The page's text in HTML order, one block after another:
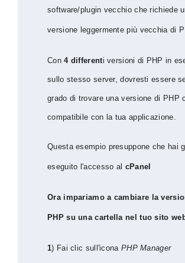
software/plugin vecchio che richiede
versione leggermente più vecchia di
Con4 differenti versioni di PHP in
sullo stesso server, dovresti essere
grado di trovare una versione di PHP
compatibile con la tua applicazione.
Questa esempio presuppone che hai
eseguito l'accesso al cPanel
Ora impariamo a cambiare la
PHP su una cartella nel tuo sito
1) Fai clic sull'icona PHP Manager